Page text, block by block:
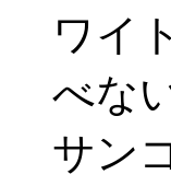
ワイ
べな
サン